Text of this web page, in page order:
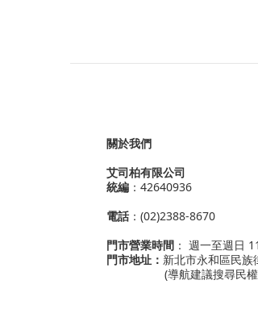
關於我們
艾司柏有限公司
統編 ：42640936
電話：(02)2388-8670
門市營業時間 ： 週一至週日
門市地址： 新北市永和區民
(導航建議搜尋民權